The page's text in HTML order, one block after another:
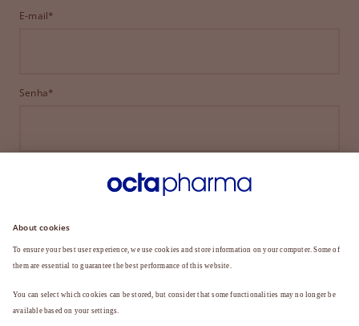
E-mail*
Senha*
ENTRAR
ESQUECEU SUA SENHA?
Ainda não é membro?